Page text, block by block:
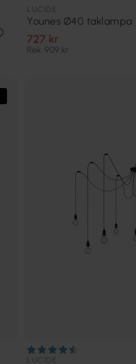
Younes Ø40 taklampa
727 kr
Rek. 909 kr